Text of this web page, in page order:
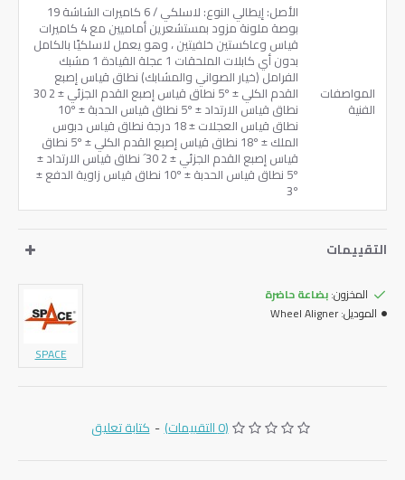
المواصفات
الفنية
الأصل: إيطالي النوع: لاسلكي / 6 كاميرات الشاشة 19
بوصة ملونة مزود بمستشعرين أماميين مع 4 كاميرات
قياس وعاكستين خلفيتين ، وهو يعمل لاسلكيًا بالكامل
بدون أي كابلات الملحقات 1 عجلة القيادة 1 مشبك
الفرامل (خيار الصواني والمشابك) نطاق قياس إصبع
القدم الكلي ± 5º نطاق قياس إصبع القدم الجزئي ± 2 30
نطاق قياس الارتداد ± 5º نطاق قياس الحدبة ± 10º
نطاق قياس العجلات ± 18 درجة نطاق قياس دبوس
الملك ± 18º نطاق قياس إصبع القدم الكلي ± 5º نطاق
قياس إصبع القدم الجزئي ± 2 30´ نطاق قياس الارتداد ±
5º نطاق قياس الحدبة ± 10º نطاق قياس زاوية الدفع ±
3º
التقييمات
المخزون:بضاعة حاضرة
الموديل:Wheel Aligner
SPACE
(0 التقييمات) - كتابة تعليق